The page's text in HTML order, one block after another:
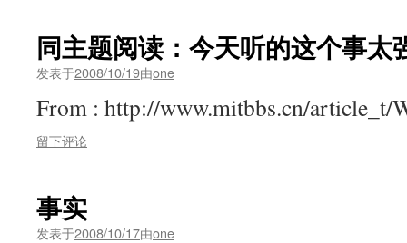
同主题阅读：今天听的这个事太
发表于2008/10/19由one
From : http://www.mitbbs.cn/
留下评论
事实
发表于2008/10/17由one